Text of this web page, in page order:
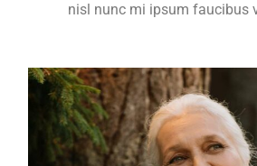
nisl nunc mi ipsum faucibus